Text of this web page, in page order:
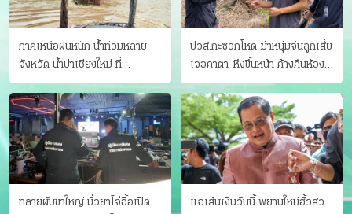
ภาคเหนือฝนหนัก น้ำท่วมหลาย
จังหวัด นํ้าบ่าเชียงใหม่ ที่
แม่ฮ่องสอน ซัดสะพานขาด
ปวส.กะซวกโหด ฆ่าหนุ่มจีนลูกเสี่ย
เจอคาตา-หึงขึ้นหน้า ค้างคืนห้อง
แฟนสาว
ทลายผับขาใหญ่ มั่วยาโจ๋อื้อเปิด
แฉเส้นเงินวันนี้ พยานใหม่ฮั้วสว.